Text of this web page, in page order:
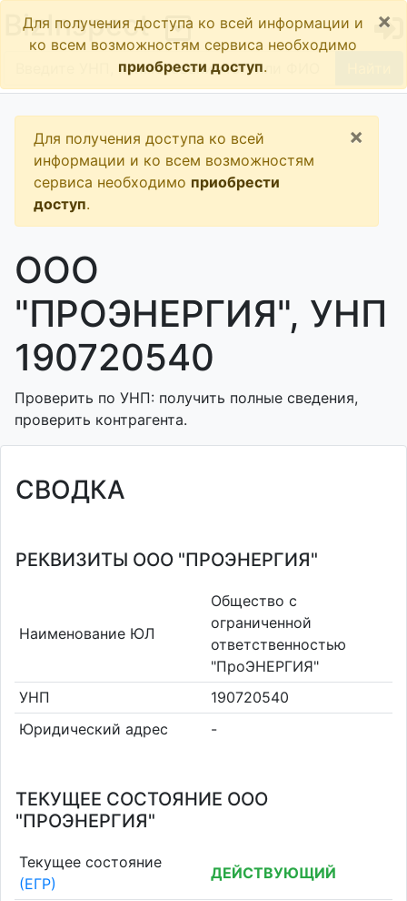
BizInspect
Для получения доступа ко всей информации и
ко всем возможностям сервиса необходимо
приобрести доступ.
×
Для получения доступа ко всей
информации и ко всем возможностям
сервиса необходимо приобрести
доступ.
×
ООО
"ПРОЭНЕРГИЯ", УНП
190720540
Проверить по УНП: получить полные сведения,
проверить контрагента.
СВОДКА
РЕКВИЗИТЫ ООО "ПРОЭНЕРГИЯ"
Наименование ЮЛ
Общество с
ограниченной
ответственностью
"ПроЭНЕРГИЯ"
УНП
190720540
Юридический адрес
-
ТЕКУЩЕЕ СОСТОЯНИЕ ООО
"ПРОЭНЕРГИЯ"
Текущее состояние
(ЕГР)
ДЕЙСТВУЮЩИЙ